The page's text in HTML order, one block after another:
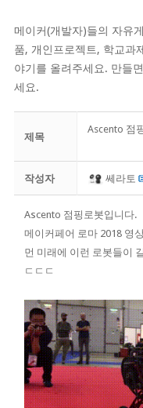
메이커(개발자)들의 자유
품, 개인프로젝트, 학교과
야기를 올려주세요. 만들
세요.
제목
Ascento 점
작성자 쎄라토
Ascento 점핑로봇입니다.
메이커페어 로마 2018 영
먼 미래에 이런 로봇들이
ㄷㄷㄷ